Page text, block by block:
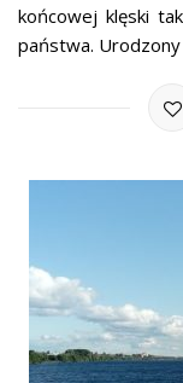
końcowej klęski
państwa.